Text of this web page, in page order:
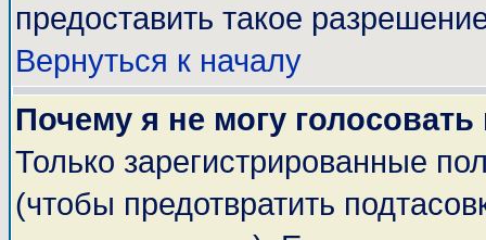
предоставить такое
Вернуться к началу
Почему я не могу
Только зарегистрированные
(чтобы предотвратить